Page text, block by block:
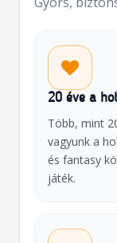
20 éve a
Több, mint
vagyunk a
és fantasy
játék.